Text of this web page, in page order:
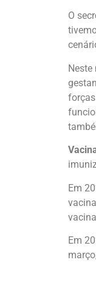
O
Neste
Em
Em